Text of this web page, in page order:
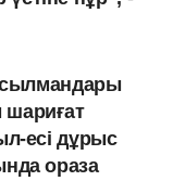
шариғат
есі дұрыс
ораза